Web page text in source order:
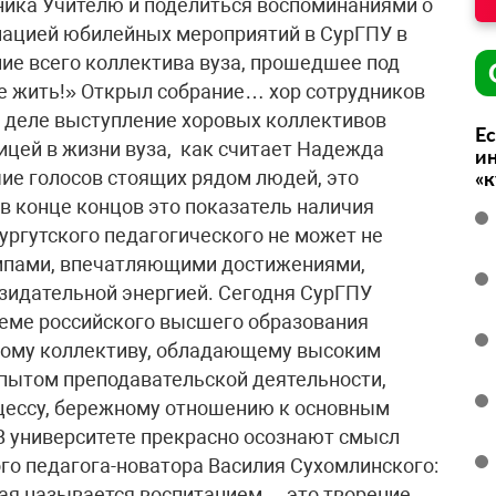
Учителю и поделиться воспоминаниями о
юбилейных мероприятий в СурГПУ в
всего коллектива вуза, прошедшее под
жить!» Открыл собрание… хор сотрудников
выступление хоровых коллективов
в жизни вуза, как считает Надежда
голосов стоящих рядом людей, это
концов это показатель наличия
педагогического не может не
впечатляющими достижениями,
энергией. Сегодня СурГПУ
российского высшего образования
коллективу, обладающему высоким
преподавательской деятельности,
бережному отношению к основным
прекрасно осознают смысл
педагога-новатора Василия Сухомлинского: